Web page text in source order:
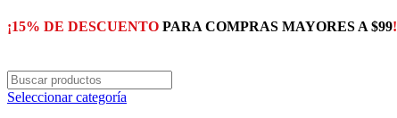
¡15% DE DESCUENTO PARA COMPRAS MAYORES A $99!
Seleccionar categoría